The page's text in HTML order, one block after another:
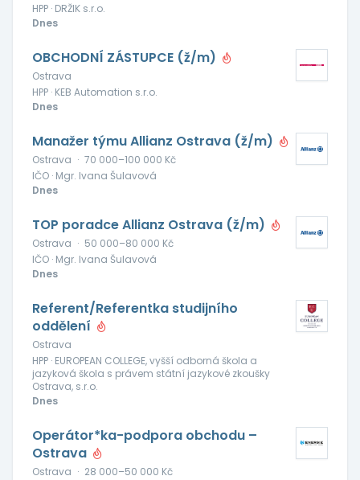
HPP · DRŽIK s.r.o.
Dnes
OBCHODNÍ ZÁSTUPCE (ž/m)
Ostrava
HPP · KEB Automation s.r.o.
Dnes
Manažer týmu Allianz Ostrava (ž/m)
Ostrava · 70 000–100 000 Kč
IČO · Mgr. Ivana Šulavová
Dnes
TOP poradce Allianz Ostrava (ž/m)
Ostrava · 50 000–80 000 Kč
IČO · Mgr. Ivana Šulavová
Dnes
Referent/Referentka studijního
oddělení
Ostrava
HPP · EUROPEAN COLLEGE, vyšší odborná škola a
jazyková škola s právem státní jazykové zkoušky
Ostrava, s.r.o.
Dnes
Operátor*ka-podpora obchodu –
Ostrava
Ostrava · 28 000–50 000 Kč